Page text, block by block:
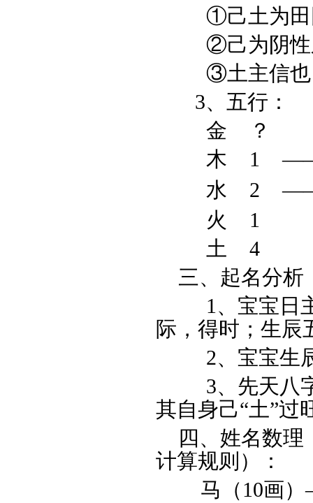
①己土为田
②己为阴性之
③土主信也，
3、 五行：
金 ？
木 1
水 2
火 1
土 4
三、起名分析
1、宝宝日主
际，得时；生辰
2、宝宝生辰
3、先天八字
其自身己“土”过
四、姓名数理
计算规则）：
马（10画